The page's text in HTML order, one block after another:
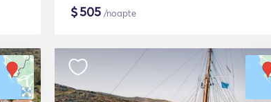
$505 /noapte